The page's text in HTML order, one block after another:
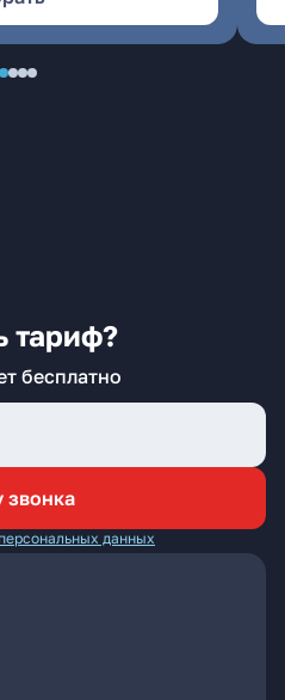
тариф?
бесплатно
персональных данных